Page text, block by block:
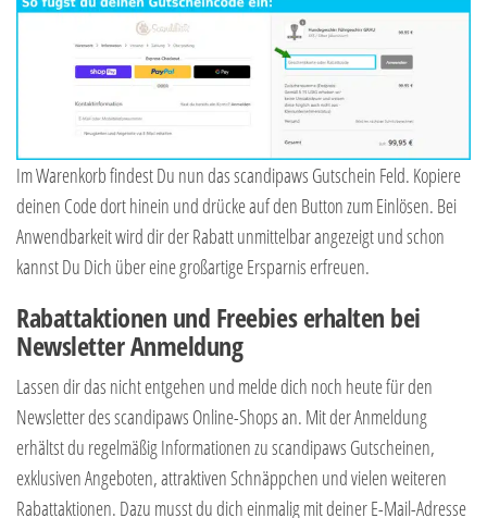
Im Warenkorb findest Du nun das scandipaws Gutschein Feld. Kopiere
deinen Code dort hinein und drücke auf den Button zum Einlösen. Bei
Anwendbarkeit wird dir der Rabatt unmittelbar angezeigt und schon
kannst Du Dich über eine großartige Ersparnis erfreuen.
Rabattaktionen und Freebies erhalten bei
Newsletter Anmeldung
Lassen dir das nicht entgehen und melde dich noch heute für den
Newsletter des scandipaws Online-Shops an. Mit der Anmeldung
erhältst du regelmäßig Informationen zu scandipaws Gutscheinen,
exklusiven Angeboten, attraktiven Schnäppchen und vielen weiteren
Rabattaktionen. Dazu musst du dich einmalig mit deiner E-Mail-Adresse